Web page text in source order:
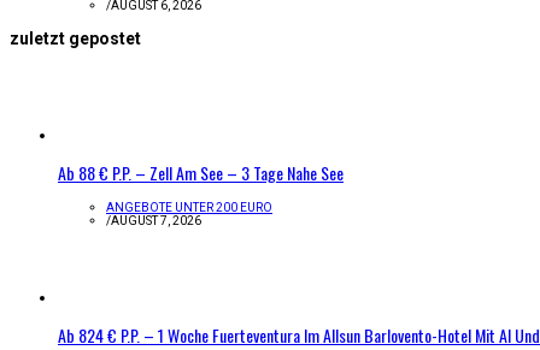
/AUGUST 6, 2026
zuletzt gepostet
Ab 88 € P.P. – Zell Am See – 3 Tage Nahe See
ANGEBOTE UNTER 200 EURO
/AUGUST 7, 2026
Ab 824 € P.P. – 1 Woche Fuerteventura Im Allsun Barlovento-Hotel Mit AI